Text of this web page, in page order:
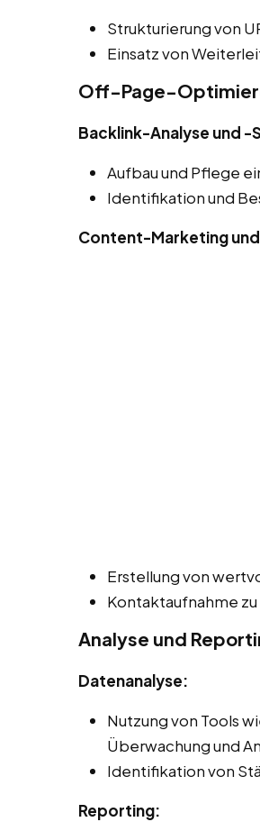
Strukturierung von
Einsatz von
Off-Page-
Backlink-Analyse und
Aufbau und Pflege
Identifikation und
Content-Marketing
Erstellung von
Kontaktaufnahme
Analyse und
Datenanalyse:
Nutzung von Tools
Überwachung und
Identifikation von
Reporting: